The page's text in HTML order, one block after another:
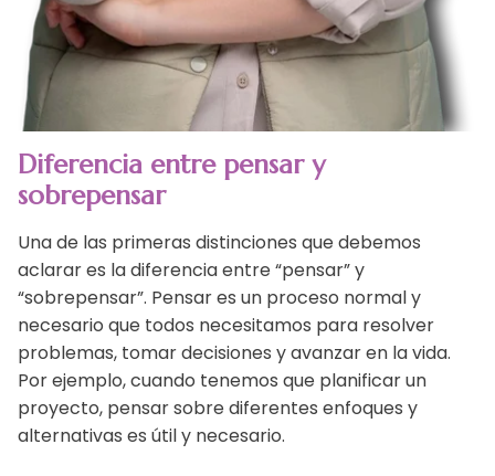
Diferencia entre pensar y
sobrepensar
Una de las primeras distinciones que debemos
aclarar es la diferencia entre “pensar” y
“sobrepensar”. Pensar es un proceso normal y
necesario que todos necesitamos para resolver
problemas, tomar decisiones y avanzar en la vida.
Por ejemplo, cuando tenemos que planificar un
proyecto, pensar sobre diferentes enfoques y
alternativas es útil y necesario.